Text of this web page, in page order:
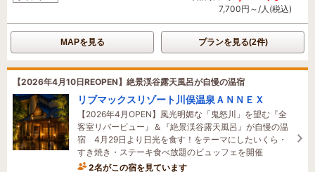
7,700円～/人(税込)
MAPを見る プランを見る(2件)
【2026年4月10日REOPEN】絶景渓谷露天風呂が自慢の温宿
リブマックスリゾート川俣温泉ＡＮＮＥＸ
【2026年4月OPEN】風光明媚な「鬼怒川」を望む『全
客室リバービュー』＆『絶景渓谷露天風呂』が自慢の温
宿 4月29日より日光を食す！をテーマにしたいくら・
すき焼き・ステーキ食べ放題のビュッフェを開催
2名がこの宿を見ています